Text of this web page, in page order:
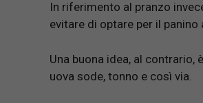
In riferimento al pranzo
evitare di optare per il panino
Una buona idea, al
uova sode, tonno e così via.